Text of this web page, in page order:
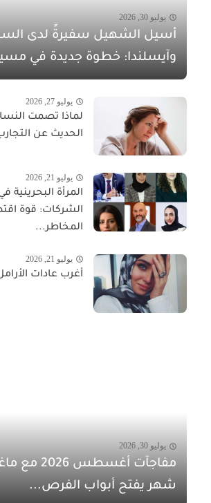
يوليو 30, 2026
أسيل الشهيل سفيرةً لدى
وآيسلندا: خطوة جديدة في
يوليو 27, 2026
لماذا تصمت
الحديث عن
يوليو 21, 2026
المرأة البحرينية
الشركات: قوة
المخاطر...
يوليو 21, 2026
أغرب عادات
يوليو 30, 2026
مفاجآت أغسطس
شهر يفتح أبواب الفرص...